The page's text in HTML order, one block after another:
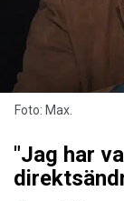
Foto: Max.
"Jag har